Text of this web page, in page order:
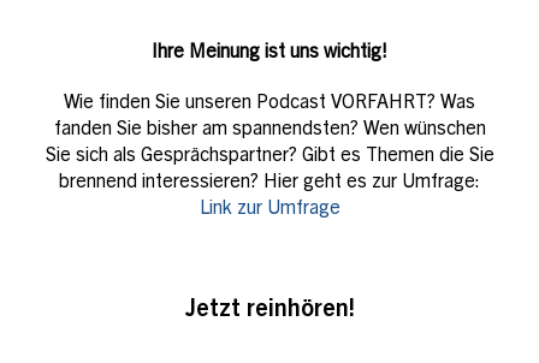
Ihre Meinung ist uns wichtig!
Wie finden Sie unseren Podcast VORFAHRT? Was
fanden Sie bisher am spannendsten? Wen wünschen
Sie sich als Gesprächspartner? Gibt es Themen die Sie
brennend interessieren? Hier geht es zur Umfrage:
Link zur Umfrage
Jetzt reinhören!